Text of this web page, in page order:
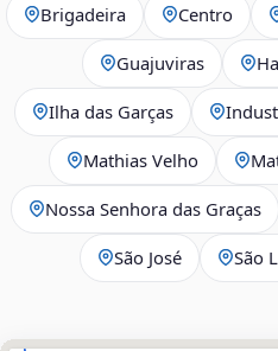
Brigadeira Centro
Guajuviras
Ilha das Garças
Mathias Velho
Nossa Senhora das Graças
São José São